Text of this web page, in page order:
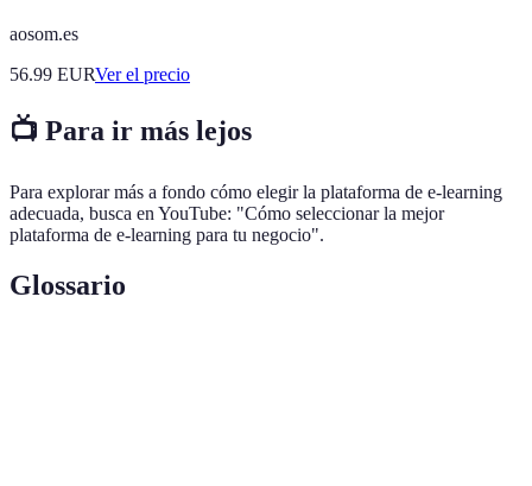
aosom.es
56.99 EURVer el precio
📺 Para ir más lejos
Para explorar más a fondo cómo elegir la plataforma de e-learning
adecuada, busca en YouTube: "Cómo seleccionar la mejor
plataforma de e-learning para tu negocio".
Glossario